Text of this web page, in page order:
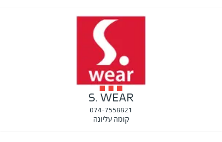
S. WEAR
074-7558821
קומה עליונה